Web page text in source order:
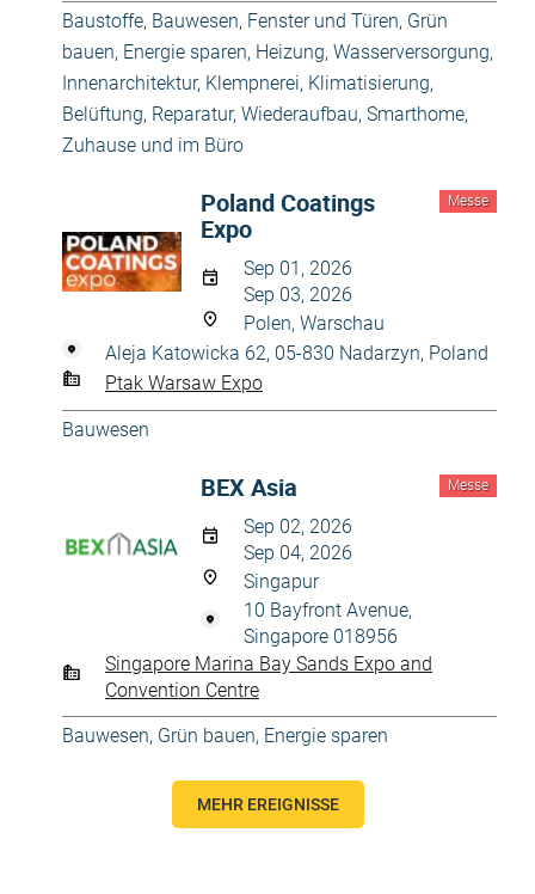
Baustoffe, Bauwesen, Fenster und Türen, Grün
bauen, Energie sparen, Heizung, Wasserversorgung,
Innenarchitektur, Klempnerei, Klimatisierung,
Belüftung, Reparatur, Wiederaufbau, Smarthome,
Zuhause und im Büro
Messe
Poland Coatings
Expo
Sep 01, 2026
Sep 03, 2026
Polen, Warschau
Aleja Katowicka 62, 05-830 Nadarzyn, Poland
Ptak Warsaw Expo
Bauwesen
Messe
BEX Asia
Sep 02, 2026
Sep 04, 2026
Singapur
10 Bayfront Avenue,
Singapore 018956
Singapore Marina Bay Sands Expo and
Convention Centre
Bauwesen, Grün bauen, Energie sparen
MEHR EREIGNISSE